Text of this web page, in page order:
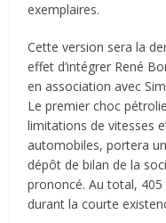
exemplaires.
Cette version sera la
effet d’intégrer René
en association avec
Le premier choc
limitations de vitesses
automobiles, portera
dépôt de bilan de la
prononcé. Au total,
durant la courte